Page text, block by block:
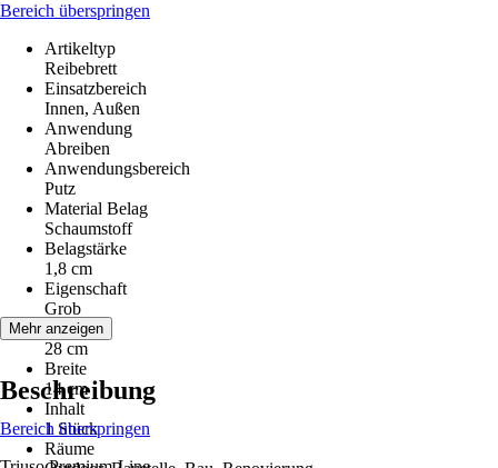
Bereich überspringen
Artikeltyp
Reibebrett
Einsatzbereich
Innen, Außen
Anwendung
Abreiben
Anwendungsbereich
Putz
Material Belag
Schaumstoff
Belagstärke
1,8 cm
Eigenschaft
Grob
Länge
28 cm
Breite
14 cm
Inhalt
1 Stück
Räume
Mehr anzeigen
Beschreibung
Bereich überspringen